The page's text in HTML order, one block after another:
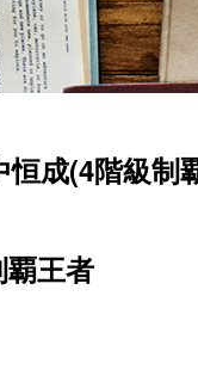
成(4階級制
王者